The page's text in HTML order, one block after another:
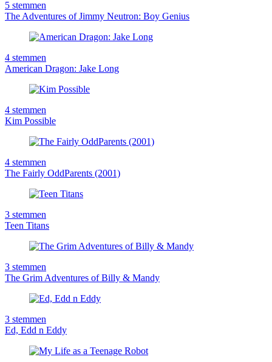
5 stemmen
The Adventures of Jimmy Neutron: Boy Genius
4 stemmen
American Dragon: Jake Long
4 stemmen
Kim Possible
4 stemmen
The Fairly OddParents (2001)
3 stemmen
Teen Titans
3 stemmen
The Grim Adventures of Billy & Mandy
3 stemmen
Ed, Edd n Eddy